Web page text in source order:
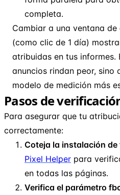
completa.
Cambiar a una ventana
(como clic de 1 día)
atribuidas en tus
anuncios rindan peor, sino
modelo de medición más
Pasos de
Para asegurar que tu
correctamente:
Coteja la instalación de
Pixel Helper para
en todas las páginas.
Verifica el parámetro